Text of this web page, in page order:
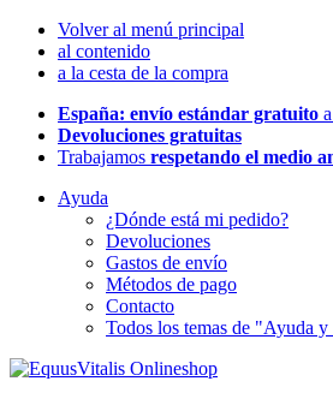
Volver al menú principal
al contenido
a la cesta de la compra
España: envío estándar gratuito
Devoluciones gratuitas
Trabajamos respetando el medio
Ayuda
¿Dónde está mi pedido?
Devoluciones
Gastos de envío
Métodos de pago
Contacto
Todos los temas de "Ayuda y